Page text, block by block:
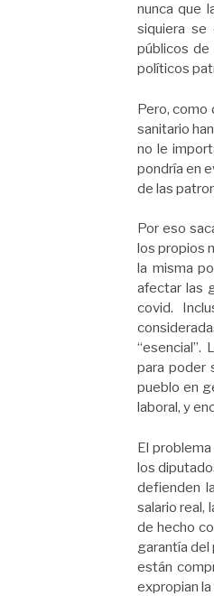
nunca que
siquiera se
públicos de
políticos
Pero, como
sanitario
no le
pondría en
de las
Por eso
los propios
la misma
afectar las
covid.
“esencial”.
para poder
pueblo en
laboral, y
El
los
defienden
salario real,
de hecho
garantía del
están
expropian